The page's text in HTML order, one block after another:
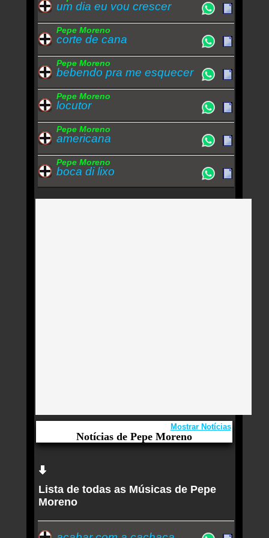
um dia eu vou crescer
Pepe Moreno
corte de cana
Pepe Moreno
bebendo pra me esquecer
Pepe Moreno
locutor
Pepe Moreno
americana
Pepe Moreno
boca di lixo
Notícias de Pepe Moreno
Mostrar Notícias
Aqui você curte Pepe Moreno e seus Sucessos,
Antigas, Novas e os Lançamentos.
Joyce Moreno toma partido da MPB e do povo
brasileiro no alto voo musical e poético do show
'Passarinho urbano'
Lista de todas as Músicas de Pepe
Moreno